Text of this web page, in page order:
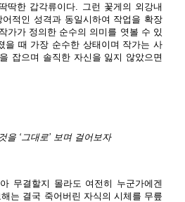
딱한 갑각류이다. 그런 꽃게의 외강내
적인 성격과 동일시하여 작업을 확장
가가 정의한 순수의 의미를 엿볼 수 있
을 때 가장 순수한 상태이며 작가는 사
잡으며 솔직한 자신을 잃지 않았으면
을 ‘그대로’ 보며 걸어보자
무결할지 몰라도 여전히 누군가에겐
는 결국 죽어버린 자식의 시체를 무릎